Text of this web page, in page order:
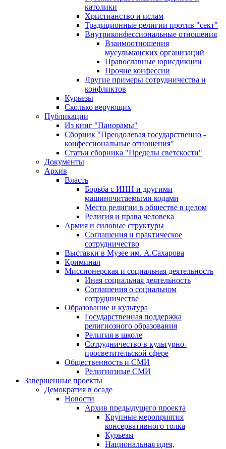
католики
Христианство и ислам
Традиционные религии против "сект"
Внутриконфессиональные отношения
Взаимоотношения
мусульманских организаций
Православные юрисдикции
Прочие конфессии
Другие примеры сотрудничества и
конфликтов
Курьезы
Сколько верующих
Публикации
Из книг "Панорамы"
Сборник "Преодолевая государственно -
конфессиональные отношения"
Статьи сборника "Пределы светскости"
Документы
Архив
Власть
Борьба с ИНН и другими
машиночитаемыми кодами
Место религии в обществе в целом
Религия и права человека
Армия и силовые структуры
Соглашения и практическое
сотрудничество
Выставки в Музее им. А.Сахарова
Криминал
Миссионерская и социальная деятельность
Иная социальная деятельность
Соглашения о социальном
сотрудничестве
Образование и культура
Государственная поддержка
религиозного образования
Религия в школе
Сотрудничество в культурно-
просветительской сфере
Общественность и СМИ
Религиозные СМИ
Завершенные проекты
Демократия в осаде
Новости
Архив предыдущего проекта
Крупные мероприятия
консервативного толка
Курьезы
Национальная идея,